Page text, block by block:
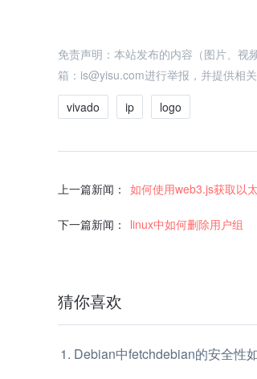
免责声明：本站发布的内容（图片、视
箱：is@yisu.com进行举报，并提供相
vivado
ip logo
上一篇新闻： 如何使用web3.js获取以
下一篇新闻： linux中如何删除用户组
猜你喜欢
Debian中fetchdebian的安全性